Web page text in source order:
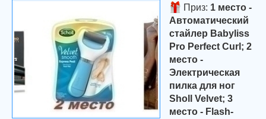
Приз: 1 место -
Автоматический
стайлер Babyliss
Pro Perfect Curl; 2
место -
Электрическая
пилка для ног
Sholl Velvet; 3
место - Flash-